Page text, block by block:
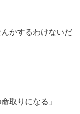
かするわけないだ
取りになる」